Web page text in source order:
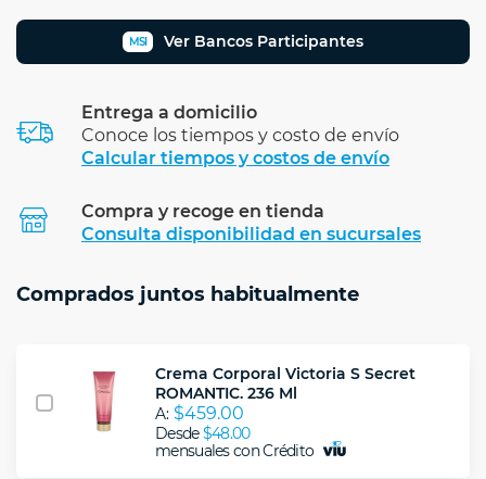
MSI Ver Bancos Participantes
Entrega a domicilio
Conoce los tiempos y costo de envío
Calcular tiempos y costos de envío
Compra y recoge en tienda
Consulta disponibilidad en sucursales
Comprados juntos habitualmente
Crema Corporal Victoria S Secret
ROMANTIC. 236 Ml
A: $459.00
Desde$48.00
mensuales con Crédito